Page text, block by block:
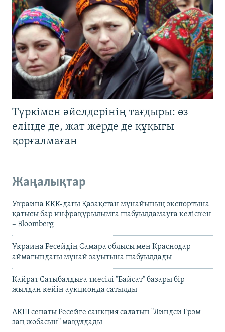
Түркімен әйелдерінің тағдыры: өз
елінде де, жат жерде де құқығы
қорғалмаған
Жаңалықтар
Украина КҚК-дағы Қазақстан мұнайының экспортына
қатысы бар инфрақұрылымға шабуылдамауға келіскен
– Bloomberg
Украина Ресейдің Самара облысы мен Краснодар
аймағындағы мұнай зауытына шабуылдады
Қайрат Сатыбалдыға тиесілі "Байсат" базары бір
жылдан кейін аукционда сатылды
АҚШ сенаты Ресейге санкция салатын "Линдси Грэм
заң жобасын" мақұлдады